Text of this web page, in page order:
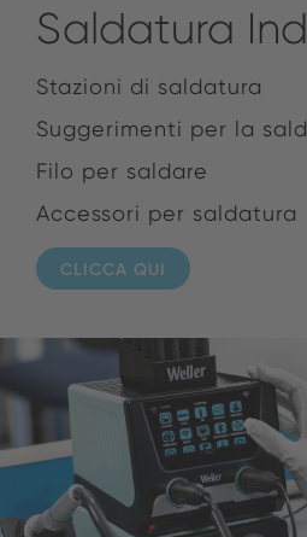
Saldatura
Stazioni di saldatura
Suggerimenti per la
Filo per saldare
Accessori per saldatura
CLICCA QUI